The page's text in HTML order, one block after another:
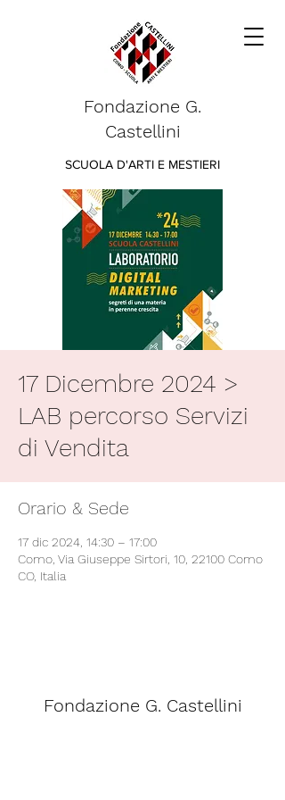
Fondazione G.
Castellini
SCUOLA D'ARTI E MESTIERI
17 Dicembre 2024 >
LAB percorso Servizi
di Vendita
Orario & Sede
17 dic 2024, 14:30 – 17:00
Como, Via Giuseppe Sirtori, 10, 22100 Como
CO, Italia
Fondazione G. Castellini